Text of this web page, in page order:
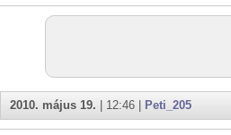
2010. május 19. | 12:46 | Peti_205